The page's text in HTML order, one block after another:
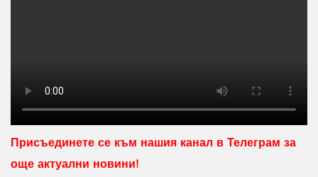
Присъединете се към нашия канал в Телеграм за
още актуални новини!